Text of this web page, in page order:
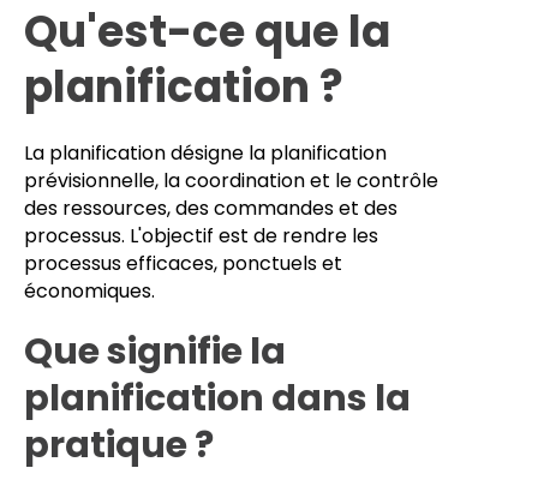
Qu'est-ce que la
planification ?
La planification désigne la planification
prévisionnelle, la coordination et le contrôle
des ressources, des commandes et des
processus. L'objectif est de rendre les
processus efficaces, ponctuels et
économiques.
Que signifie la
planification dans la
pratique ?